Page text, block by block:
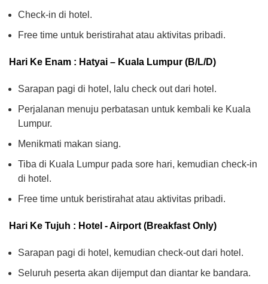
Check-in di hotel.
Free time untuk beristirahat atau aktivitas pribadi.
Hari Ke Enam : Hatyai – Kuala Lumpur (B/L/D)
Sarapan pagi di hotel, lalu check out dari hotel.
Perjalanan menuju perbatasan untuk kembali ke Kuala
Lumpur.
Menikmati makan siang.
Tiba di Kuala Lumpur pada sore hari, kemudian check-in
di hotel.
Free time untuk beristirahat atau aktivitas pribadi.
Hari Ke Tujuh : Hotel - Airport (Breakfast Only)
Sarapan pagi di hotel, kemudian check-out dari hotel.
Seluruh peserta akan dijemput dan diantar ke bandara.